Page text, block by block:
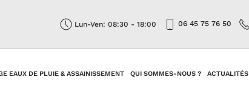
Lun-Ven: 08:30 - 18:00 06 45 75 76 50
EAUX DE PLUIE & ASSAINISSEMENT QUI SOMMES-NOUS ? ACTUALITÉS